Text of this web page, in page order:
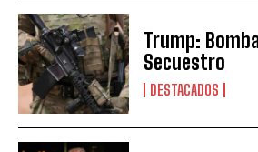
Trump:
Secuestro
DESTACADOS